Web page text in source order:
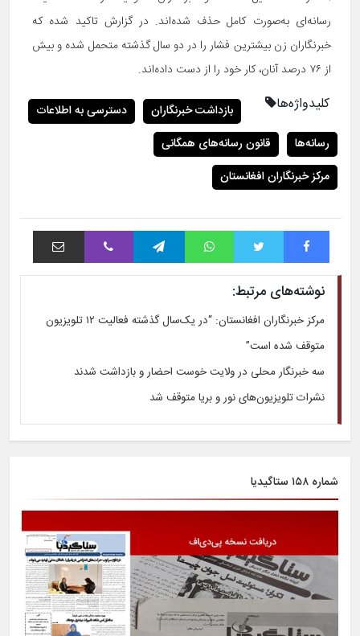
رسانه‌ای به‌صورت کامل حذف شده‌اند. در گزارش تاکید شده که
خبرنگاران زن بیشترین فشار را در دو سال گذشته متحمل شده و بیش
از ۷۶ درصد آنان، کار خود را از دست داده‌اند.
کلیدواژه‌ها بازداشت خبرنگاران
دسترسی به اطلاعات
رسانه‌ها
قانون رسانه‌های همگانی
مرکز خبرنگاران افغانستان
فیس بوک توییتر واتس آپ تلگرام وایبر اشتراک با ایمیل
نوشته‌های مرتبط:
مرکز خبرنگاران افغانستان: “در یک‌سال گذشته فعالیت ۱۲ تلویزیون
متوقف شده است”
سه خبرنگار محلی در ولایت خوست احضار و بازداشت شدند
نشرات تلویزیون‌های نور و بریا متوقف شد
شماره ۱۵۸ ستاگیدیا